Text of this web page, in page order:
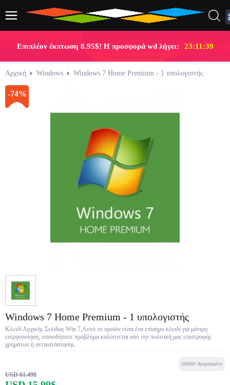
Επιπλέον έκπτωση 8.95$! Η προσφορά wd λήγει: 23:11:38
Αρχική Windows Windows 7 Home Premium - 1 υπολογιστής
-74%
Windows 7 Home Premium - 1 υπολογιστής
Κλειδί Αρχικής Σελίδας Win 7,Αυτό το προϊόν είναι ένα επίσημο κλειδί για μόνιμη
ενεργοποίηση, οποιοδήποτε πρόβλημα καλύπτεται από την πολιτική μας επιστροφής
χρημάτων ή αντικατάστασης.
USD 61.49$
26800+Αγορασμένο